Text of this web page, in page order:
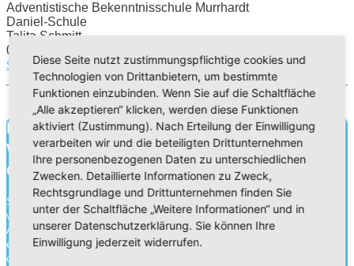
Adventistische Bekenntnisschule Murrhardt
Daniel-Schule
Talita Schmitt
07192/9360956
SCHULLEITUNG.MURRHARDT@ADVENTISTEN.SCHULE
Bildung für heute.
Wissen für morgen.
Charakter für die Ewigkeit.
Schule ist mehr als Wissensvermittlung. Durch die Zusammenarbeit
von Schülern, Lehrern und Eltern gehen wir an unseren
Adventistischen Bekenntnisschulen eine Erziehungspartnerschaft
ein. Neben der Wissensvermittlung legen wir ebenso Wert auf die
charakterliche Entwick...
Diese Seite nutzt zustimmungspflichtige cookies und
Technologien von Drittanbietern, um bestimmte
Funktionen einzubinden. Wenn Sie auf die Schaltfläche
„Alle akzeptieren“ klicken, werden diese Funktionen
aktiviert (Zustimmung). Nach Erteilung der Einwilligung
verarbeiten wir und die beteiligten Drittunternehmen
Ihre personenbezogenen Daten zu unterschiedlichen
Zwecken. Detaillierte Informationen zu Zweck,
Rechtsgrundlage und Drittunternehmen finden Sie
unter der Schaltfläche „Weitere Informationen“ und in
unserer Datenschutzerklärung. Sie können Ihre
Einwilligung jederzeit widerrufen.